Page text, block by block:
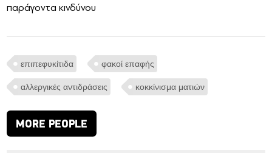
παράγοντα κινδύνου
επιπεφυκίτιδα φακοί επαφής
αλλεργικές αντιδράσεις κοκκίνισμα ματιών
MORE PEOPLE